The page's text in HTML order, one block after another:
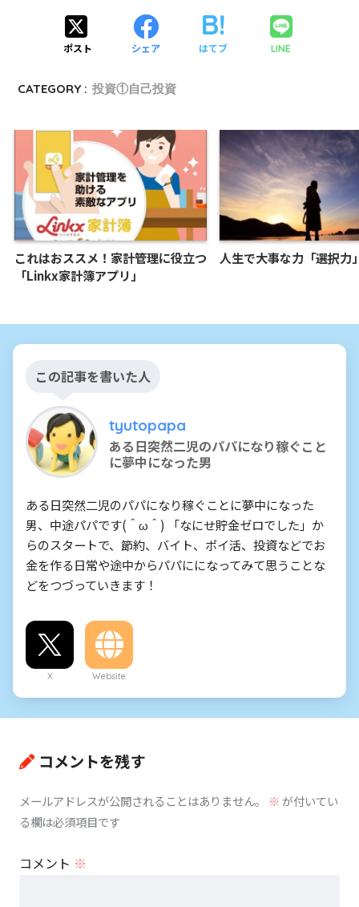
ポスト シェア はてブ LINE
CATEGORY : 投資①自己投資
これはおススメ！家計管理に役立つ
「Linkx家計簿アプリ」
人生で大事な力「選択力
この記事を書いた人
tyutopapa
ある日突然二児のパパになり稼ぐこと
に夢中になった男
ある日突然二児のパパになり稼ぐことに夢中になった
男、中途パパです(＾ω＾) 「なにせ貯金ゼロでした」か
らのスタートで、節約、バイト、ポイ活、投資などでお
金を作る日常や途中からパパにになってみて思うことな
どをつづっていきます！
X Website
コメントを残す
メールアドレスが公開されることはありません。 ※が付いてい
る欄は必須項目です
コメント ※